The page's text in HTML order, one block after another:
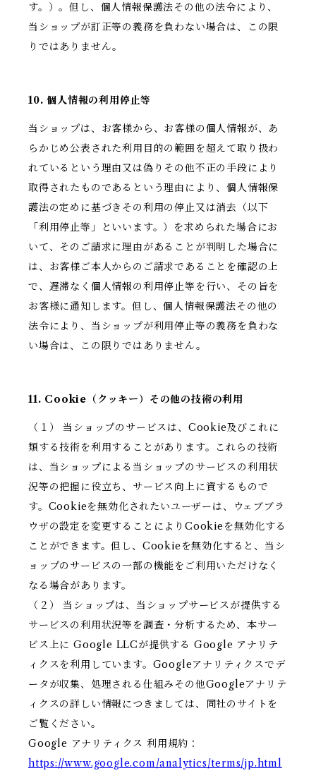
す。）。但し、個人情報保護法その他の法令により、
当ショップが訂正等の義務を負わない場合は、この限
りではありません。
10. 個人情報の利用停止等
当ショップは、お客様から、お客様の個人情報が、あ
らかじめ公表された利用目的の範囲を超えて取り扱わ
れているという理由又は偽りその他不正の手段により
取得されたものであるという理由により、個人情報保
護法の定めに基づきその利用の停止又は消去（以下
「利用停止等」といいます。）を求められた場合にお
いて、そのご請求に理由があることが判明した場合に
は、お客様ご本人からのご請求であることを確認の上
で、遅滞なく個人情報の利用停止等を行い、その旨を
お客様に通知します。但し、個人情報保護法その他の
法令により、当ショップが利用停止等の義務を負わな
い場合は、この限りではありません。
11. Cookie（クッキー）その他の技術の利用
（１） 当ショップのサービスは、Cookie及びこれに
類する技術を利用することがあります。これらの技術
は、当ショップによる当ショップのサービスの利用状
況等の把握に役立ち、サービス向上に資するもので
す。Cookieを無効化されたいユーザーは、ウェブブラ
ウザの設定を変更することによりCookieを無効化する
ことができます。但し、Cookieを無効化すると、当シ
ョップのサービスの一部の機能をご利用いただけなく
なる場合があります。
（２） 当ショップは、当ショップサービスが提供する
サービスの利用状況等を調査・分析するため、本サー
ビス上に Google LLCが提供する Google アナリテ
ィクスを利用しています。Googleアナリティクスでデ
ータが収集、処理される仕組みその他Googleアナリテ
ィクスの詳しい情報につきましては、同社のサイトを
ご覧ください。
Google アナリティクス 利用規約：
https://www.google.com/analytics/terms/jp.html